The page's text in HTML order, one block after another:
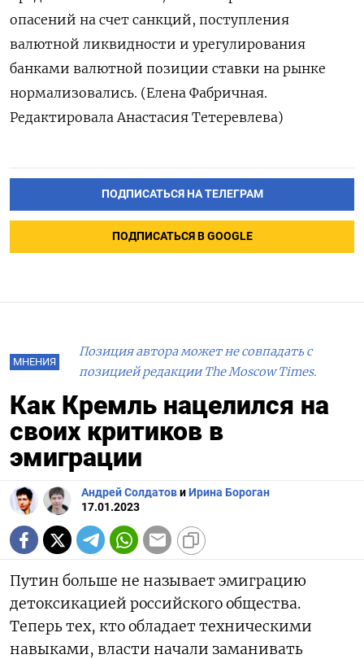
опасений на счет санкций, поступления
валютной ликвидности и урегулирования
банками валютной позиции ставки на рынке
нормализовались. (Елена Фабричная.
Редактировала Анастасия Тетеревлева)
ПОДПИСАТЬСЯ НА ТЕЛЕГРАМ
ПОДПИСАТЬСЯ В GOOGLE
МНЕНИЯ
Позиция автора может не совпадать с
позицией редакции The Moscow Times.
Как Кремль нацелился на
своих критиков в
эмиграции
Андрей СолдатовиИрина Бороган
17.01.2023
Путин больше не называет эмиграцию
детоксикацией российского общества.
Теперь тех, кто обладает техническими
навыками, власти начали заманивать